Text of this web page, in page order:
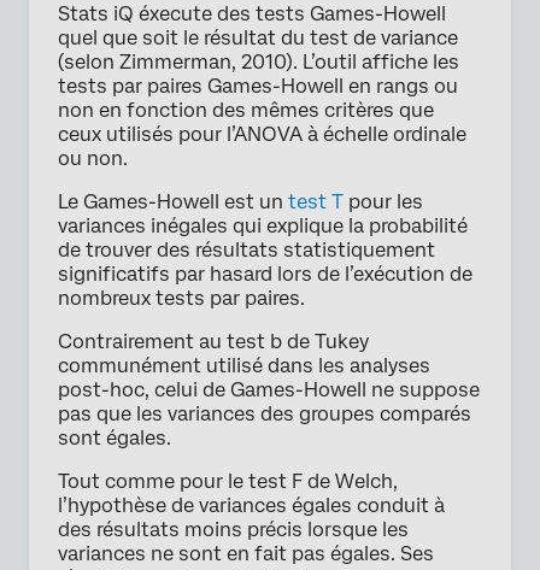
Stats iQ éxecute des tests Games-Howell
quel que soit le résultat du test de variance
(selon Zimmerman, 2010). L’outil affiche les
tests par paires Games-Howell en rangs ou
non en fonction des mêmes critères que
ceux utilisés pour l’ANOVA à échelle ordinale
ou non.
Le Games-Howell est un test T pour les
variances inégales qui explique la probabilité
de trouver des résultats statistiquement
significatifs par hasard lors de l’exécution de
nombreux tests par paires.
Contrairement au test b de Tukey
communément utilisé dans les analyses
post-hoc, celui de Games-Howell ne suppose
pas que les variances des groupes comparés
sont égales.
Tout comme pour le test F de Welch,
l’hypothèse de variances égales conduit à
des résultats moins précis lorsque les
variances ne sont en fait pas égales. Ses